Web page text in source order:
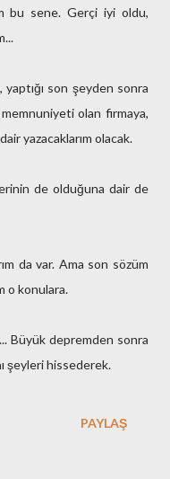
bu sene. Gerçi iyi oldu,
yaptığı son şeyden sonra
olan firmaya,
yazacaklarım olacak.
de olduğuna dair de
da var. Ama son sözüm
o konulara.
Büyük depremden sonra
şeyleri hissederek.
PAYLAŞ